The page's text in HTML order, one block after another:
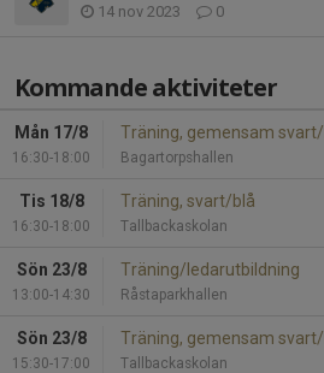
14 nov 2023 0
Kommande aktiviteter
Mån 17/8
16:30-18:00
Träning, gemensam
Bagartorpshallen
Tis 18/8
16:30-18:00
Träning, svart/blå
Tallbackaskolan
Sön 23/8
13:00-14:30
Träning/ledarutbildning
Råstaparkhallen
Sön 23/8
15:30-17:00
Träning, gemensam
Tallbackaskolan